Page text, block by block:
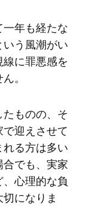
年も経たな
う風潮がい
に罪悪感を
。
ものの、そ
迎えさせて
る方は多い
でも、実家
心理的な負
になりま